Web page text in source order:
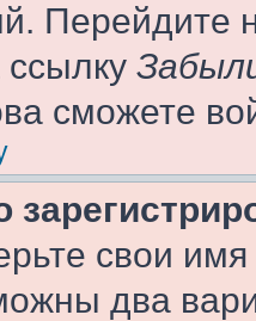
Перейдите
сможете
свои
два